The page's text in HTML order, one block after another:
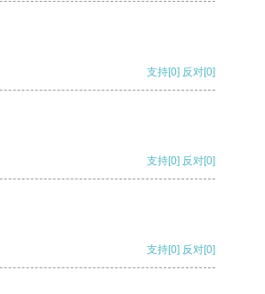
支持[0] 反对[0]
支持[0] 反对[0]
支持[0] 反对[0]